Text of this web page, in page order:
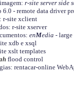
r-site server side
- remote data driver
r-site xclient
r-site xserver
enMedia - large
xdb e xsql
xslt templates
flood control
rentacar-online